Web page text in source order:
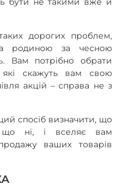
дорогих проблем,
родиною за чесною
Вам потрібно обрати
скажуть вам свою
акцій – справа не з
спосіб визначити, що
що ні, і вселяє вам
ваших товарів